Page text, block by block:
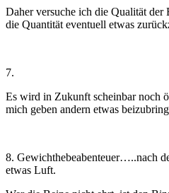
Daher versuche ich die Qualität der
die Quantität eventuell etwas
7.
Es wird in Zukunft scheinbar noch
mich geben andern etwas
8. Gewichthebeabenteuer…..nach
etwas Luft.